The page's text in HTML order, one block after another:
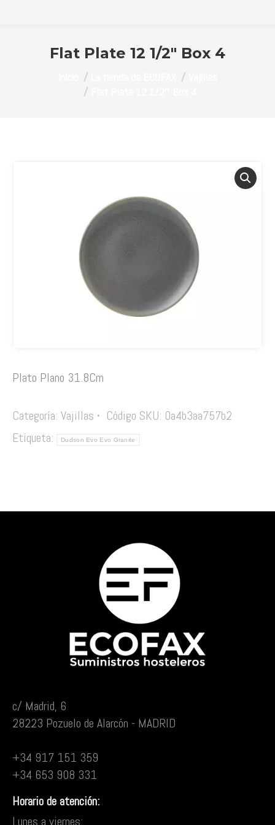
Flat Plate 12 1/2″ Box 4
Plato Plano 31.8Cm
Categoría: Vajillas Código SKU: 0a4b3aa757b2
Etiqueta:
Dudson Evo Evo Granite
c/ Madrid, 6
28223 Pozuelo de Alarcón - MADRID
+34 917 151 359
+34 653 908 331
Horario de atención:
Lunes a viernes: